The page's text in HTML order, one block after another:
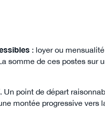
: loyer ou
somme de ces postes sur
. Un point de départ
montée progressive vers